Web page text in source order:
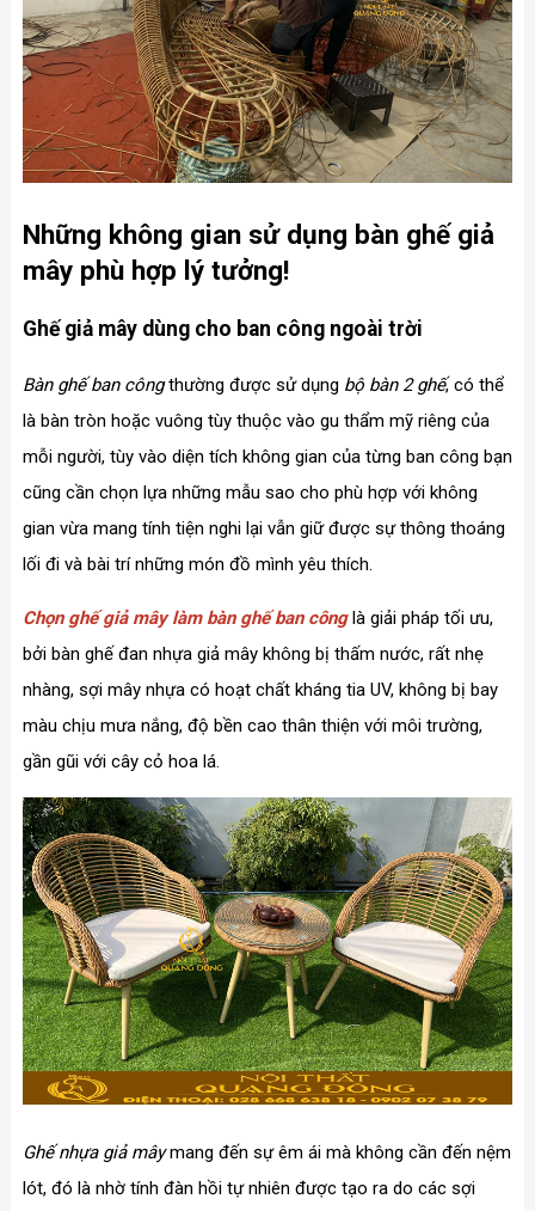
Những không gian sử dụng bàn ghế giả
mây phù hợp lý tưởng!
Ghế giả mây dùng cho ban công ngoài trời
Bàn ghế ban côngthường được sử dụng bộ bàn 2 ghế, có thể
là bàn tròn hoặc vuông tùy thuộc vào gu thẩm mỹ riêng của
mỗi người, tùy vào diện tích không gian của từng ban công bạn
cũng cần chọn lựa những mẫu sao cho phù hợp với không
gian vừa mang tính tiện nghi lại vẫn giữ được sự thông thoáng
lối đi và bài trí những món đồ mình yêu thích.
Chọn ghế giả mây làm bàn ghế ban cônglà giải pháp tối ưu,
bởi bàn ghế đan nhựa giả mây không bị thấm nước, rất nhẹ
nhàng, sợi mây nhựa có hoạt chất kháng tia UV, không bị bay
màu chịu mưa nắng, độ bền cao thân thiện với môi trường,
gần gũi với cây cỏ hoa lá.
Ghế nhựa giả mâymang đến sự êm ái mà không cần đến nệm
lót, đó là nhờ tính đàn hồi tự nhiên được tạo ra do các sợi